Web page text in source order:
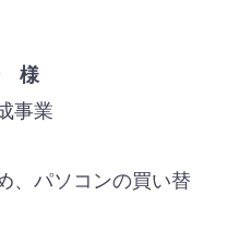
様
事業
、パソコンの買い替